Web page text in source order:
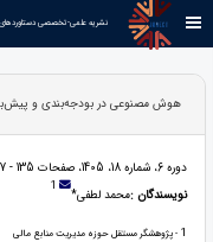
نشریه علمی-تخصصی دستاوردهای
هوش مصنوعی در بودجه‌بندی و
دوره 6، شماره 18، 1405، صفحات 135 - 147
نویسندگان :محمد لطفی* 1
1 - پژوهشگر مستقل حوزه مدیریت منابع مالی